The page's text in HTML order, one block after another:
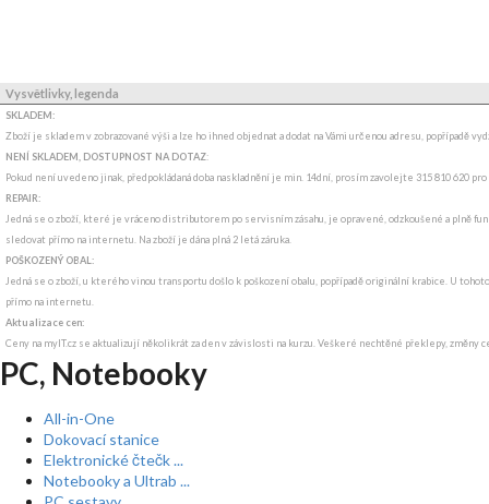
Vysvětlivky, legenda
SKLADEM:
Zboží je skladem v zobrazované výši a lze ho ihned objednat a dodat na Vámi určenou adresu, popřípadě
NENÍ SKLADEM, DOSTUPNOST NA DOTAZ:
Pokud není uvedeno jinak, předpokládaná doba naskladnění je min. 14dní, prosím zavolejte 315 810 620
REPAIR:
Jedná se o zboží, které je vráceno distributorem po servisním zásahu, je opravené, odzkoušené a plně
sledovat přímo na internetu. Na zboží je dána plná 2 letá záruka.
POŠKOZENÝ OBAL:
Jedná se o zboží, u kterého vinou transportu došlo k poškození obalu, popřípadě originální krabice. U
přímo na internetu.
Aktualizace cen:
Ceny na myIT.cz se aktualizují několikrát za den v závislosti na kurzu. Veškeré nechtěné překlepy, změny
PC, Notebooky
All-in-One
Dokovací stanice
Elektronické čtečk ...
Notebooky a Ultrab ...